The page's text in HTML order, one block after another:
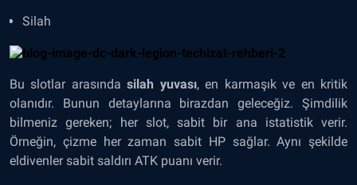
Silah
Bu slotlar arasındasilah yuvası, en karmaşık ve en kritik
olanıdır. Bunun detaylarına birazdan geleceğiz. Şimdilik
bilmeniz gereken; her slot, sabit bir ana istatistik verir.
Örneğin, çizme her zaman sabit HP sağlar. Aynı şekilde
eldivenler sabit saldırı ATK puanı verir.